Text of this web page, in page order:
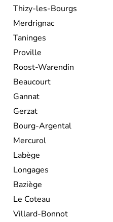
Thizy-les-Bourgs
Merdrignac
Taninges
Proville
Roost-Warendin
Beaucourt
Gannat
Gerzat
Bourg-Argental
Mercurol
Labège
Longages
Baziège
Le Coteau
Villard-Bonnot